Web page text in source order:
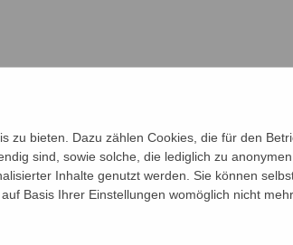
Aufmerksamkeit und das
Sie Gleichgewicht, Koordination,
sich mit Hobbies, neuen Medien,
Platz haben. Ausgesprochene und
besprochen werden.
zu bieten. Dazu zählen Cookies, die für den
sind, sowie solche, die lediglich zu anonymen
Inhalte genutzt werden. Sie können
Basis Ihrer Einstellungen womöglich nicht